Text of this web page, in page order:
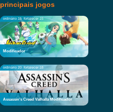
principais jogos
ordinário 15 fortalecer 15
Modificador
ordinário 20 fortalecer 18
Assassin's Creed Valhalla Modificador